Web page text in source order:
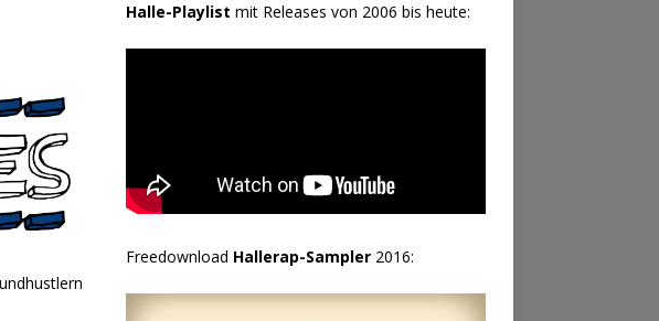
Halle-Playlist mit Releases von 2006 bis heute:
Freedownload Hallerap-Sampler2016: